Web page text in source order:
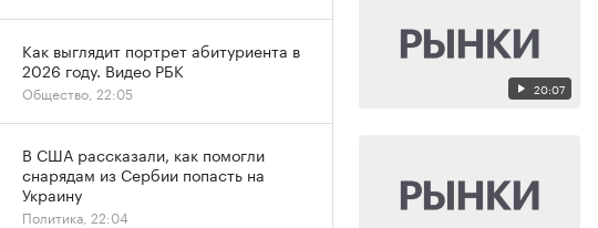
20:07
Как выглядит портрет абитуриента в
2026 году. Видео РБК
Общество, 22:05
В США рассказали, как помогли
снарядам из Сербии попасть на
Украину
Политика, 22:04